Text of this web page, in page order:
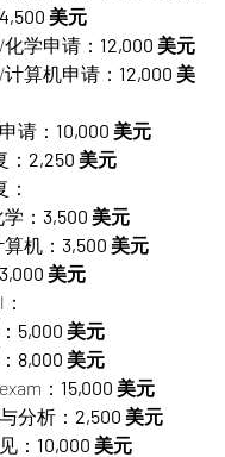
4,500 美元
学申请： 12,000 美元
算机申请： 12,000 美
请： 10,000 美元
2,250 美元
： 3,500 美元
机： 3,500 美元
3,000 美元
5,000 美元
8,000 美元
： 15,000 美元
分析： 2,500 美元
： 10,000 美元